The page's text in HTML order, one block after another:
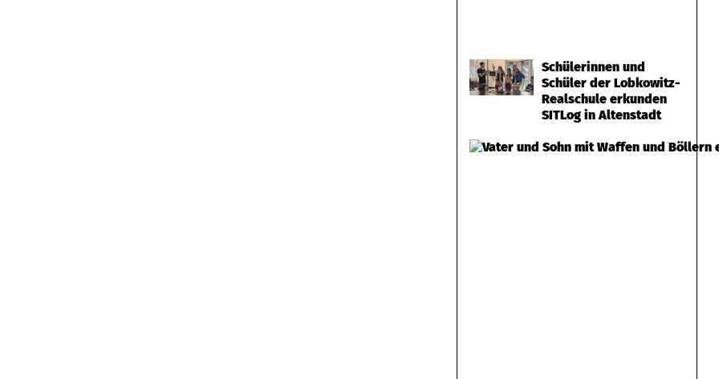
Schülerinnen und
Schüler der Lobkowitz-
Realschule erkunden
SITLog in Altenstadt